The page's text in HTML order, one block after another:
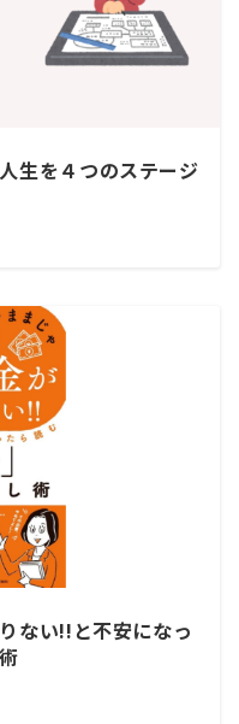
生を４つのステージ
ない!!と不安になっ